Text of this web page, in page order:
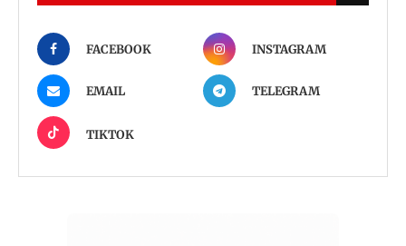
FACEBOOK INSTAGRAM
EMAIL TELEGRAM
TIKTOK